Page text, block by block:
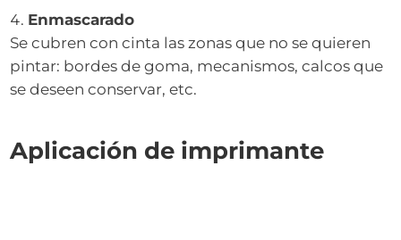
Enmascarado
Se cubren con cinta las zonas que no se quieren
pintar: bordes de goma, mecanismos, calcos que
se deseen conservar, etc.
Aplicación de imprimante